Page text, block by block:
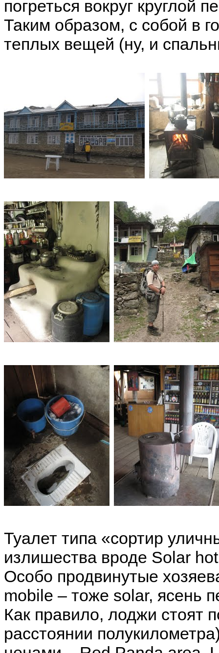
погреться вокруг круглой
Таким образом, с собой в
теплых вещей (ну, и
Туалет типа «сортир
излишества вроде Solar
Особо продвинутые
mobile – тоже solar, ясень
Как правило, лоджи стоят
расстоянии